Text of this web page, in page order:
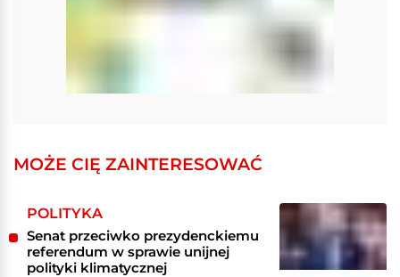
MOŻE CIĘ ZAINTERESOWAĆ
POLITYKA
Senat przeciwko prezydenckiemu
referendum w sprawie unijnej
polityki klimatycznej